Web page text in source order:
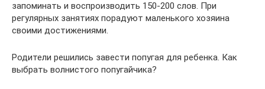
запоминать и воспроизводить 150-200 слов. При
регулярных занятиях порадуют маленького хозяина
своими достижениями.
Родители решились завести попугая для ребенка. Как
выбрать волнистого попугайчика?